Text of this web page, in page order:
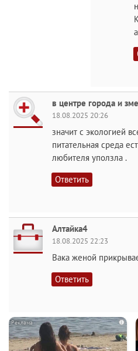
в центре города и
18.08.2025 20:26
значит с экологией
питательная среда
любителя уползла .
Ответить
Алтайка4
18.08.2025 22:23
Вака женой
Ответить
i